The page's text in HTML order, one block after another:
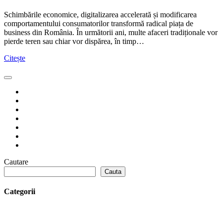
Schimbările economice, digitalizarea accelerată și modificarea
comportamentului consumatorilor transformă radical piața de
business din România. În următorii ani, multe afaceri tradiționale vor
pierde teren sau chiar vor dispărea, în timp…
Citește
Cautare
Cauta
Categorii